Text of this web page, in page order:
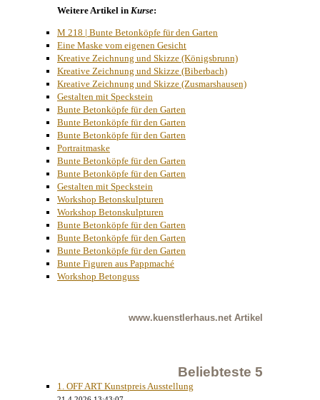
Weitere Artikel in Kurse:
M 218 | Bunte Betonköpfe für den Garten
Eine Maske vom eigenen Gesicht
Kreative Zeichnung und Skizze (Königsbrunn)
Kreative Zeichnung und Skizze (Biberbach)
Kreative Zeichnung und Skizze (Zusmarshausen)
Gestalten mit Speckstein
Bunte Betonköpfe für den Garten
Bunte Betonköpfe für den Garten
Bunte Betonköpfe für den Garten
Portraitmaske
Bunte Betonköpfe für den Garten
Bunte Betonköpfe für den Garten
Gestalten mit Speckstein
Workshop Betonskulpturen
Workshop Betonskulpturen
Bunte Betonköpfe für den Garten
Bunte Betonköpfe für den Garten
Bunte Betonköpfe für den Garten
Bunte Figuren aus Pappmaché
Workshop Betonguss
www.kuenstlerhaus.net Artikel
Beliebteste 5
1. OFF ART Kunstpreis Ausstellung